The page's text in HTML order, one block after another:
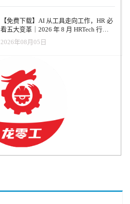
【免费下载】AI 从工具走向工作，HR 必
看五大变革｜2026 年 8 月 HRTech 行业
观察报告
2026年08月05日